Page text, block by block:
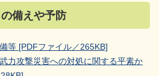
備えや予防
等 [PDFファイル／265KB]
力攻撃災害への対処に関する平素か